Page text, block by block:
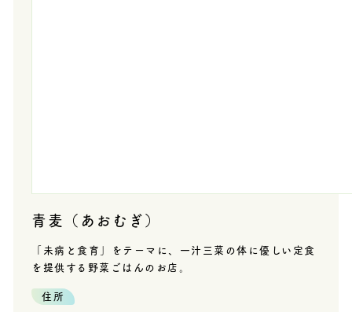
青麦（あおむぎ）
「未病と食育」をテーマに、一汁三菜の体に優しい定食
を提供する野菜ごはんのお店。
住所